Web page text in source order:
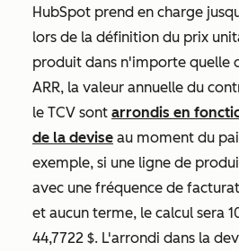
HubSpot prend en charge
lors de la définition du prix
produit dans n'importe quelle
ARR, la valeur annuelle du
le TCV sont arrondis en
de la devise au moment du
exemple, si une ligne de
avec une fréquence de
et aucun terme, le calcul sera
44,7722 $. L'arrondi dans la